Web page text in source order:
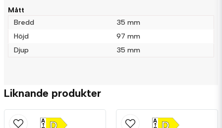
Mått
Bredd
35 mm
Höjd
97 mm
Djup
35 mm
Liknande produkter
D
A D
A